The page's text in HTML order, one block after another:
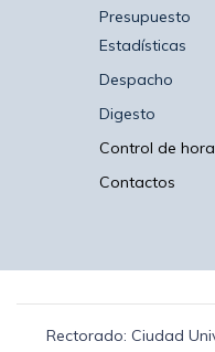
Presupuesto
Estadísticas
Despacho
Digesto
Control de
Contactos
Rectorado: Ciudad